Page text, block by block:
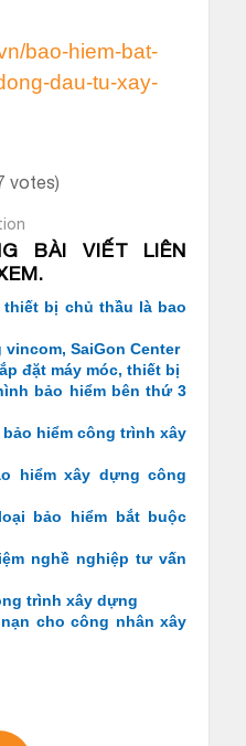
bao-hiem-bat-
dau-tu-xay-
votes)
BÀI VIẾT LIÊN
thiết bị chủ thầu là bao
SaiGon Center
đặt máy móc, thiết bị
bảo hiểm bên thứ 3
hiểm công trình xây
hiểm xây dựng công
bảo hiểm bắt buộc
nghề nghiệp tư vấn
trình xây dựng
cho công nhân xây